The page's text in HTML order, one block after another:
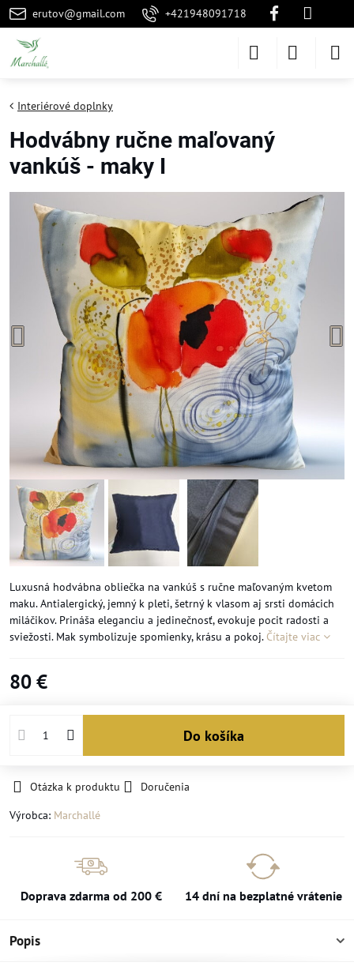
erutov@gmail.com +421948091718
Interiérové doplnky
Hodvábny ručne maľovaný
vankúš - maky I
Luxusná hodvábna obliečka na vankúš s ručne maľovaným kvetom
maku. Antialergický, jemný k pleti, šetrný k vlasom aj srsti domácich
miláčikov. Prináša eleganciu a jedinečnosť, evokuje pocit radosti a
sviežosti. Mak symbolizuje spomienky, krásu a pokoj. Čítajte viac
80 €
Do košíka
Otázka k produktu
Doručenia
Výrobca: Marchallé
Doprava zdarma od 200 € 14 dní na bezplatné vrátenie
Popis